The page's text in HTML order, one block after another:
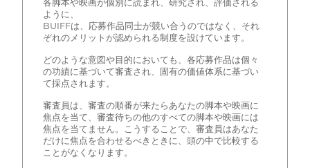
各脚本や映画が個別に読まれ、研究され、評価される
ように、
BUIFFは、応募作品同士が競い合うのではなく、それ
ぞれのメリットが認められる制度を設けています。
どのような意図や目的においても、各応募作品は個々
の功績に基づいて審査され、固有の価値体系に基づい
て採点されます。
審査員は、審査の順番が来たらあなたの脚本や映画に
焦点を当て、審査待ちの他のすべての脚本や映画には
焦点を当てません。こうすることで、審査員はあなた
だけに焦点を合わせるべきときに、頭の中で比較する
ことがなくなります。